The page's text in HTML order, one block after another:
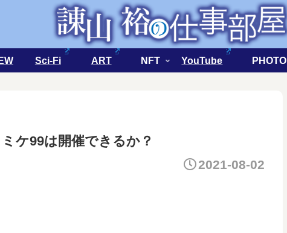
Sci-Fi ART NFT YouTube PHOTO
ケ99は開催できるか？
2021-08-02